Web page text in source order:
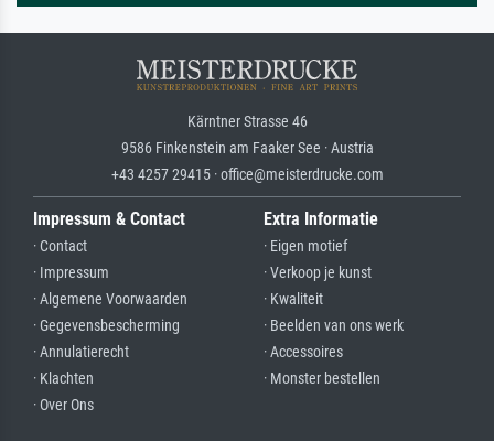
Kärntner Strasse 46
9586 Finkenstein am Faaker See · Austria
+43 4257 29415 · office@meisterdrucke.com
Impressum & Contact
· Contact
· Impressum
· Algemene Voorwaarden
· Gegevensbescherming
· Annulatierecht
· Klachten
· Over Ons
Extra Informatie
· Eigen motief
· Verkoop je kunst
· Kwaliteit
· Beelden van ons werk
· Accessoires
· Monster bestellen